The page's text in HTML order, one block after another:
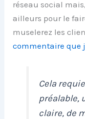
réseau social
ailleurs pour le
muselerez les
commentaire que
Cela
préalable,
claire, de